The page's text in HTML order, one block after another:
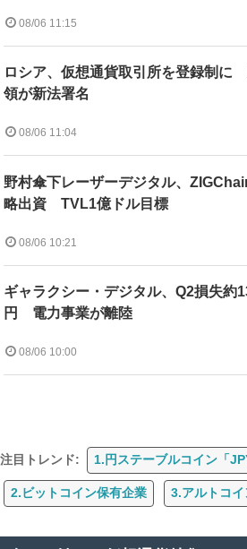
08/06 11:15
ロシア、仮想通貨取引所を登録制に
領が新法署名
08/06 11:04
野村傘下レーザーデジタル、
略出資 TVL1億ドル目標
08/06 10:21
ギャラクシー・デジタル、Q2損失約
円 電力事業が離陸
08/06 10:00
注目トレンド: 1.円ステーブルコイン「
2.ビットコイン保有企業 3.アルトコ